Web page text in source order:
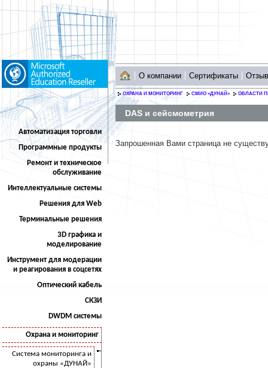
Автоматизация торговли
Программные продукты
Ремонт и техническое
обслуживание
Интеллектуальные системы
Решения для Web
Терминальные решения
3D графика и
моделирование
Инструмент для модерации
и реагирования в соцсетях
Оптический кабель
СКЗИ
DWDM системы
Охрана и мониторинг
Система мониторинга и
охраны «ДУНАЙ»
О компании Сертификаты
ОХРАНА И МОНИТОРИНГ СМИО «ДУНАЙ» ОБЛАСТИ
DAS и сейсмометрия
Запрошенная Вами страница не